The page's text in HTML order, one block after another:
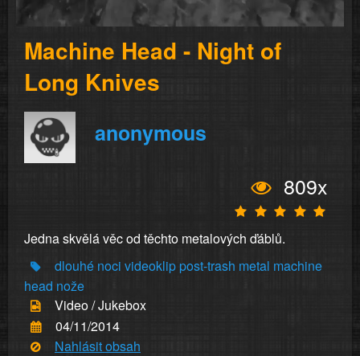
Machine Head - Night of
Long Knives
anonymous
809x
Jedna skvělá věc od těchto metalových ďáblů.
dlouhé noci videoklippost-trash metal machine
head nože
Video / Jukebox
04/11/2014
Nahlásit obsah